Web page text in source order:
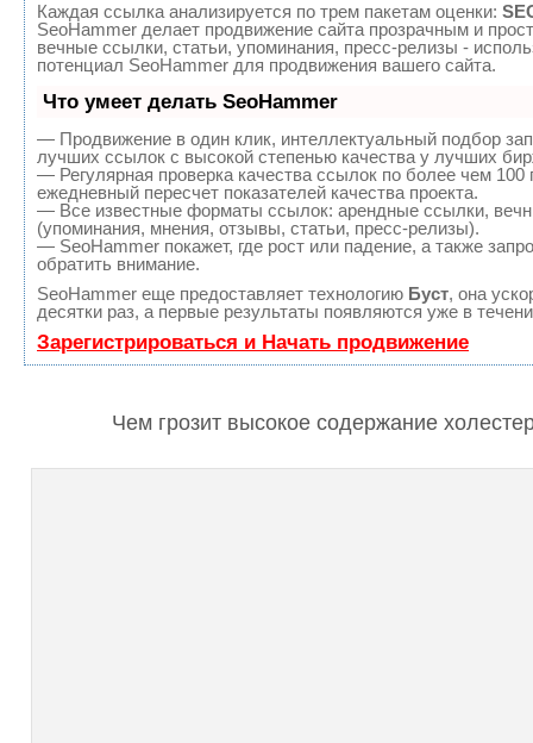
Каждая ссылка анализируется по трем пакетам оценки:
SeoHammer делает продвижение сайта прозрачным и
вечные ссылки, статьи, упоминания, пресс-релизы -
потенциал SeoHammer для продвижения вашего сайта.
Что умеет делать SeoHammer
— Продвижение в один клик, интеллектуальный подбор
лучших ссылок с высокой степенью качества у лучших
— Регулярная проверка качества ссылок по более чем 100
ежедневный пересчет показателей качества проекта.
— Все известные форматы ссылок: арендные ссылки,
(упоминания, мнения, отзывы, статьи, пресс-релизы).
— SeoHammer покажет, где рост или падение, а также
обратить внимание.
SeoHammer еще предоставляет технологию Буст, она
десятки раз, а первые результаты появляются уже в
Зарегистрироваться и Начать продвижение
Чем грозит высокое содержание